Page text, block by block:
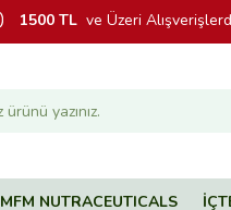
1500 TL ve Üzeri
MFM NUTRACEUTICALS